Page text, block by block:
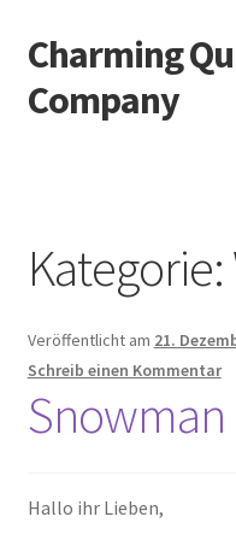
Zur
Navigation
springen
Zum
Inhalt
springen
Charming
Company
Blog
Datenschutzbelehrung
Datenschutzerklärung
Kategorie:
Veröffentlicht am 21.
Schreib einen Kommentar
Snowman
Hallo ihr Lieben,